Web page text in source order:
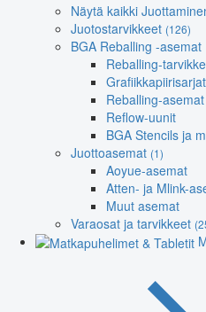
Näytä kaikki
Juotostarvikkeet (126)
BGA Reballing -asemat
Reballing-
Grafiikkapiirisarjat
Reballing-asemat
Reflow-uunit
BGA Stencils ja
Juottoasemat (1)
Aoyue-asemat
Atten- ja Mlink-
Muut asemat
Varaosat ja tarvikkeet